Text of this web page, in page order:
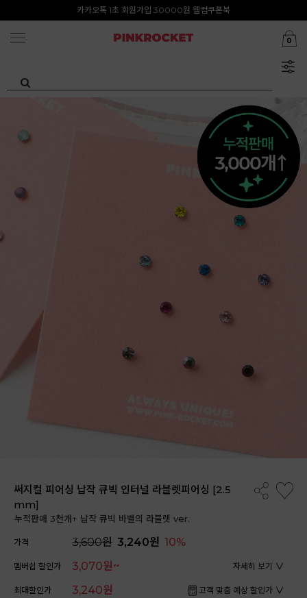
첫구매 특가존 50%
0
써지컬 피어싱 납작 큐빅 인터널 라블렛피어싱 [2.5
mm]
누적판매 3천개↑ 납작 큐빅 바벨의 라블렛 ver.
가격 3,600원 3,240원 10%
멤버쉽 할인가 3,070원~ 자세히 보기
최대할인가 3,240원 고객 맞춤 예상 할인가